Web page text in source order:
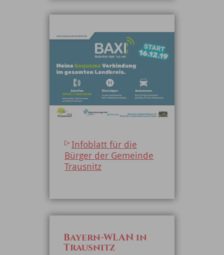
Infoblatt für die
Bürger der Gemeinde
Trausnitz
Bayern-WLAN in
Trausnitz